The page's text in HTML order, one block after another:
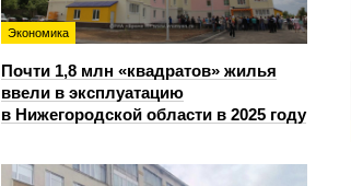
Экономика
Почти 1,8 млн «квадратов» жилья
ввели в эксплуатацию
в Нижегородской области в 2025 году